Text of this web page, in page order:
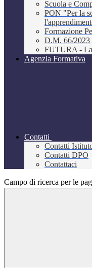
Scuola e
PON "Per la
Formazione
D.M. 66/2023
FUTURA -
Agenzia Formativa
Contatti
Contatti
Contatti DPO
Contattaci
Campo di ricerca per le